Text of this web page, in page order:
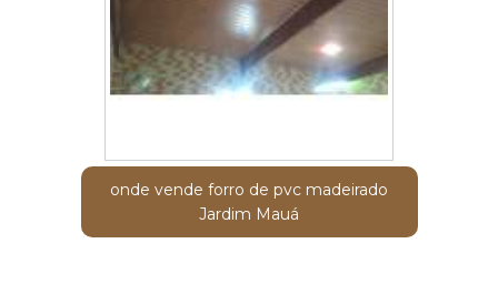
onde vende forro de pvc madeirado
Jardim Mauá